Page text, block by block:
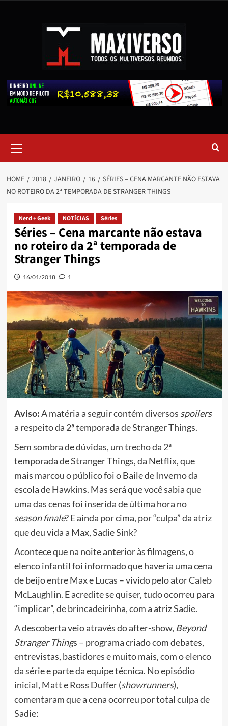
HOME 2018 JANEIRO 16
SÉRIES – CENA MARCANTE NÃO ESTAVA
NO ROTEIRO DA 2ª TEMPORADA DE STRANGER THINGS
Nerd + Geek NOTÍCIAS Séries
Séries – Cena marcante não estava
no roteiro da 2ª temporada de
Stranger Things
16/01/2018 1
Aviso:A matéria a seguir contém diversos spoilers
a respeito da 2ª temporada de Stranger Things.
Sem sombra de dúvidas, um trecho da 2ª
temporada de Stranger Things, da Netflix, que
mais marcou o público foi o Baile de Inverno da
escola de Hawkins. Mas será que você sabia que
uma das cenas foi inserida de última hora no
season finale? E ainda por cima, por “culpa” da atriz
que deu vida a Max, Sadie Sink?
Acontece que na noite anterior às filmagens, o
elenco infantil foi informado que haveria uma cena
de beijo entre Max e Lucas – vivido pelo ator Caleb
McLaughlin. E acredite se quiser, tudo ocorreu para
“implicar”, de brincadeirinha, com a atriz Sadie.
A descoberta veio através do after-show, Beyond
Stranger Things – programa criado com debates,
entrevistas, bastidores e muito mais, com o elenco
da série e parte da equipe técnica. No episódio
inicial, Matt e Ross Duffer (showrunners),
comentaram que a cena ocorreu por total culpa de
Sadie: